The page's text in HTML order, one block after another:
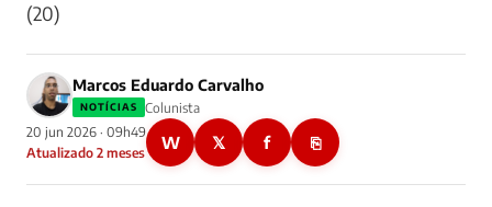
(20)
Marcos Eduardo Carvalho
NOTÍCIAS
Colunista
20 jun 2026 · 09h49
Atualizado 2 meses
W 𝕏 f ⎘